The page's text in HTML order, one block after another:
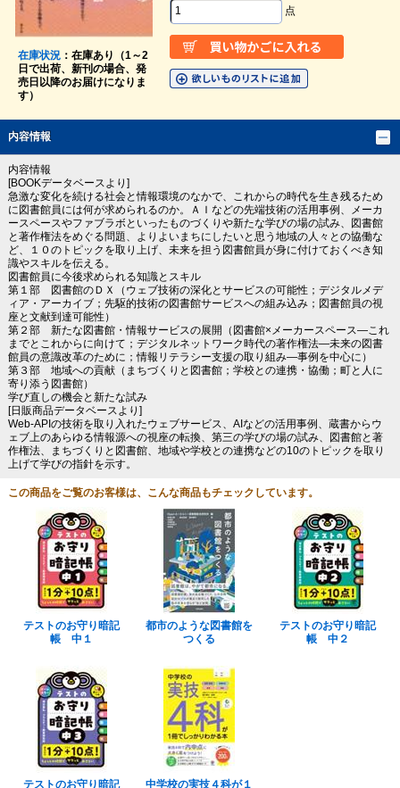
在庫状況：在庫あり（1～2
日で出荷、新刊の場合、発
売日以降のお届けになりま
す）
点
内容情報
内容情報
[BOOKデータベースより]
急激な変化を続ける社会と情報環境のなかで、これからの時代を生き残るため
に図書館員には何が求められるのか。ＡＩなどの先端技術の活用事例、メーカ
ースペースやファブラボといったものづくりや新たな学びの場の試み、図書館
と著作権法をめぐる問題、よりよいまちにしたいと思う地域の人々との協働な
ど、１０のトピックを取り上げ、未来を担う図書館員が身に付けておくべき知
識やスキルを伝える。
図書館員に今後求められる知識とスキル
第１部 図書館のＤＸ（ウェブ技術の深化とサービスの可能性；デジタルメデ
ィア・アーカイブ；先駆的技術の図書館サービスへの組み込み；図書館員の視
座と文献到達可能性）
第２部 新たな図書館・情報サービスの展開（図書館×メーカースペース―これ
までとこれからに向けて；デジタルネットワーク時代の著作権法―未来の図書
館員の意識改革のために；情報リテラシー支援の取り組み―事例を中心に）
第３部 地域への貢献（まちづくりと図書館；学校との連携・協働；町と人に
寄り添う図書館）
学び直しの機会と新たな試み
[日販商品データベースより]
Web-APIの技術を取り入れたウェブサービス、AIなどの活用事例、蔵書からウ
ェブ上のあらゆる情報源への視座の転換、第三の学びの場の試み、図書館と著
作権法、まちづくりと図書館、地域や学校との連携などの10のトピックを取り
上げて学びの指針を示す。
この商品をご覧のお客様は、こんな商品もチェックしています。
テストのお守り暗記
帳 中１
都市のような図書館を
つくる
テストのお守り暗記
帳 中２
テストのお守り暗記
中学校の実技４科が１